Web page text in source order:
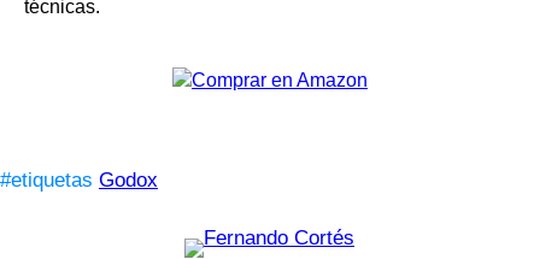
técnicas.
#etiquetas Godox